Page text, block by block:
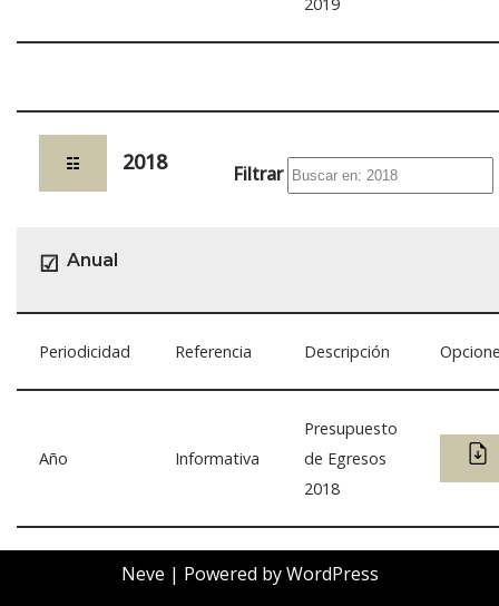
☷ 2018 Filtrar
☑ Anual
Periodicidad Referencia Descripción
Año Informativa
Presupuesto
de Egresos
2018
Neve | Powered byWordPress